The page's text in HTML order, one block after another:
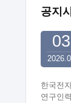
공지
한국전
연구인
03